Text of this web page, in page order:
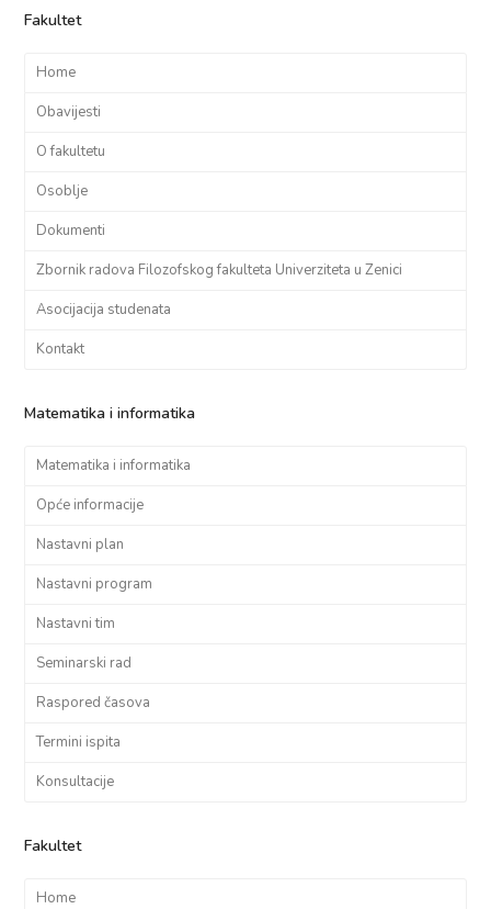
Fakultet
Home
Obavijesti
O fakultetu
Osoblje
Dokumenti
Zbornik radova Filozofskog fakulteta Univerziteta u Zenici
Asocijacija studenata
Kontakt
Matematika i informatika
Matematika i informatika
Opće informacije
Nastavni plan
Nastavni program
Nastavni tim
Seminarski rad
Raspored časova
Termini ispita
Konsultacije
Fakultet
Home